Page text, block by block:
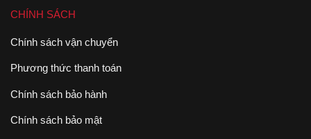
CHÍNH SÁCH
Chính sách vận chuyển
Phương thức thanh toán
Chính sách bảo hành
Chính sách bảo mật